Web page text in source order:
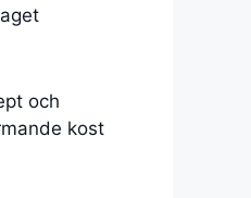
och
kost